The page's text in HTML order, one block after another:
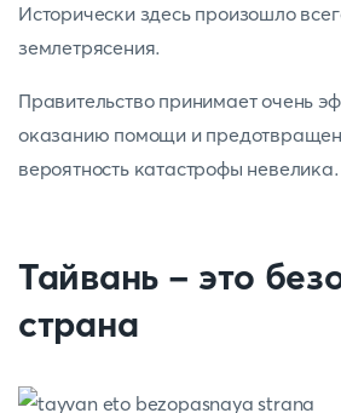
Исторически здесь произошло
землетрясения.
Правительство принимает очень
оказанию помощи и
вероятность катастрофы невелика.
Тайвань - это
страна